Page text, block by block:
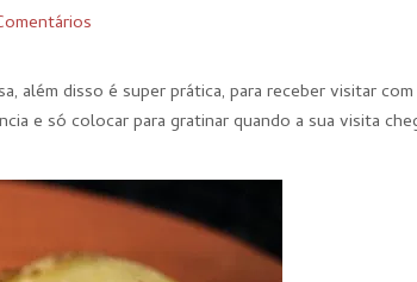
além disso é super prática, para receber visitar
e só colocar para gratinar quando a sua visita